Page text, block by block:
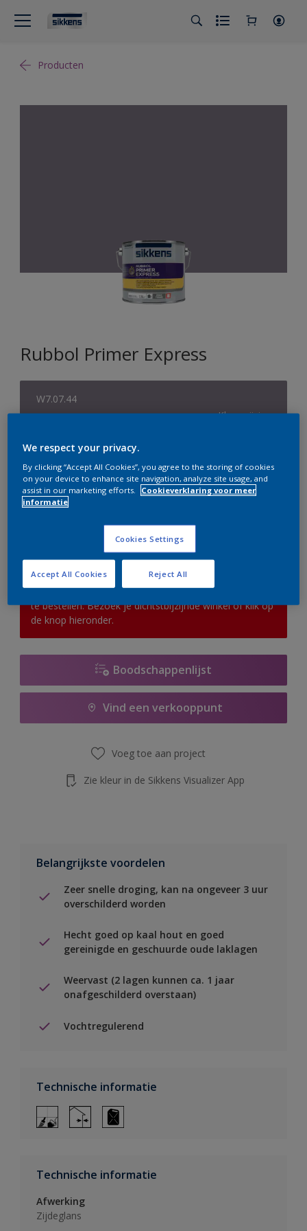
Producten
Rubbol Primer Express
W7.07.44
Kleur wijzigen
Verpakkingsgrootte
1 L 2,5 L
Op dit moment is het niet mogelijk dit product online
te bestellen. Bezoek je dichtstbijzijnde winkel of klik op
de knop hieronder.
Boodschappenlijst
Vind een verkooppunt
Voeg toe aan project
Zie kleur in de Sikkens Visualizer App
Belangrijkste voordelen
Zeer snelle droging, kan na ongeveer 3 uur
overschilderd worden
Hecht goed op kaal hout en goed
gereinigde en geschuurde oude laklagen
Weervast (2 lagen kunnen ca. 1 jaar
onafgeschilderd overstaan)
Vochtregulerend
Technische informatie
Technische informatie
Afwerking
Zijdeglans
We respect your privacy.
By clicking “Accept All Cookies”, you agree to the storing of cookies
on your device to enhance site navigation, analyze site usage, and
assist in our marketing efforts.
Cookieverklaring voor meer
informatie
Cookies Settings
Reject All
Accept All Cookies